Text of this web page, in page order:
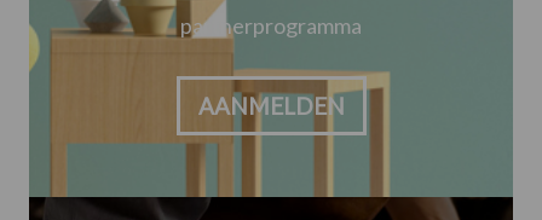
partnerprogramma
AANMELDEN